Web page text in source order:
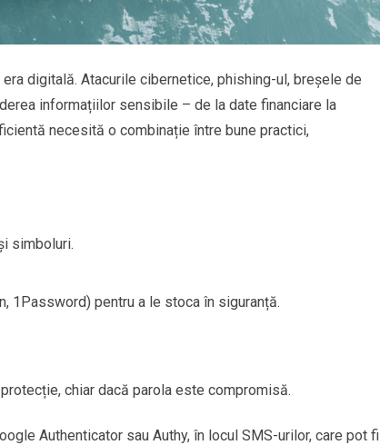
digitală. Atacurile cibernetice, phishing-ul, breșele de
informațiilor sensibile – de la date financiare la
necesită o combinație între bune practici,
simboluri.
1Password) pentru a le stoca în siguranță.
chiar dacă parola este compromisă.
Authenticator sau Authy, în locul SMS-urilor, care pot fi